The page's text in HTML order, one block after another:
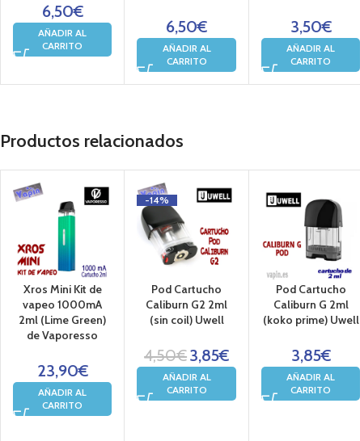
6,50€
AÑADIR AL
CARRITO
6,50€
AÑADIR AL
CARRITO
3,50€
AÑADIR AL
CARRITO
Productos relacionados
Xros Mini Kit de
vapeo 1000mA
2ml (Lime Green)
de Vaporesso
23,90€
AÑADIR AL
CARRITO
-14%
Pod Cartucho
Caliburn G2 2ml
(sin coil) Uwell
4,50€3,85€
AÑADIR AL
CARRITO
Pod Cartucho
Caliburn G 2ml
(koko prime) Uwell
3,85€
AÑADIR AL
CARRITO